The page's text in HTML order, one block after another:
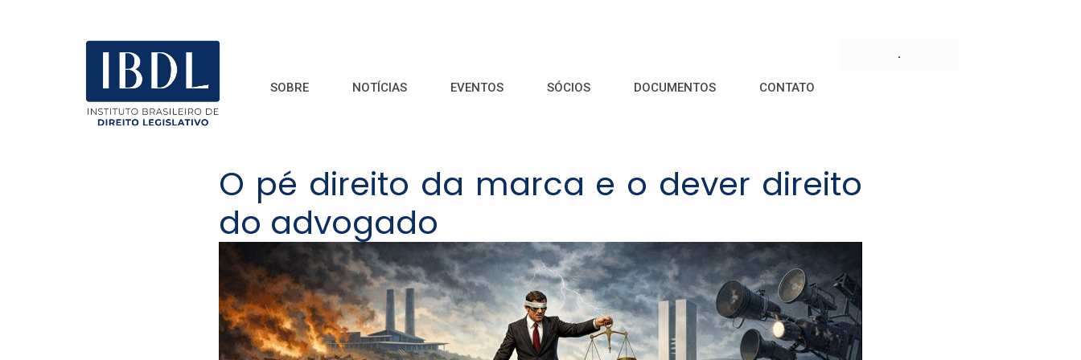
SOBRE NOTÍCIAS EVENTOS SÓCIOS DOCUMENTOS CONTATO
.
O pé direito da marca e o dever direito
do advogado